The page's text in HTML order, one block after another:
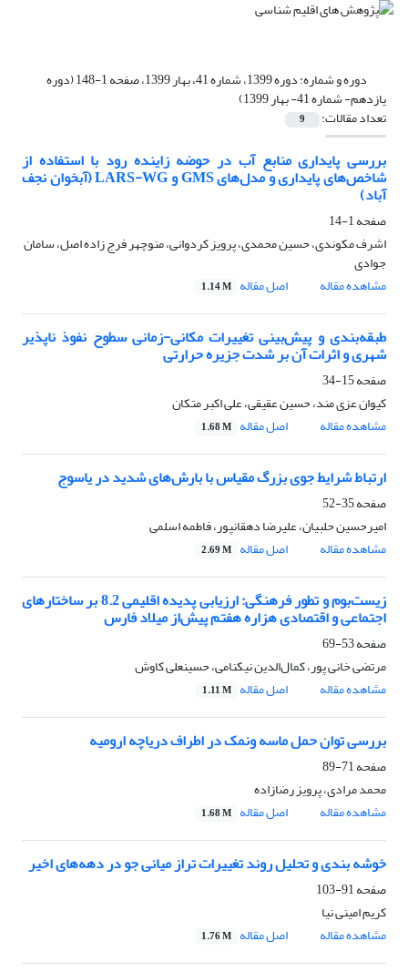
دوره و شماره: دوره 1399، شماره 41، بهار 1399، صفحه 1-148 (دوره
یازدهم- شماره 41- بهار 1399)
تعداد مقالات: 9
بررسی پایداری منابع آب در حوضه زاینده رود با استفاده از
شاخص‌های پایداری و مدل‌های GMS و LARS-WG (آبخوان نجف
آباد)
صفحه1-14
اشرف مکوندی، حسین محمدی، پرویز کردوانی، منوچهر فرج زاده اصل، سامان
جوادی
مشاهده مقاله
اصل مقاله 1.14 M
طبقه‌بندی و پیش‌بینی تغییرات مکانی-زمانی سطوح نفوذ ناپذیر
شهری و اثرات آن بر شدت جزیره حرارتی
صفحه15-34
کیوان عزی مند، حسین عقیقی، علی اکبر متکان
مشاهده مقاله
اصل مقاله 1.68 M
ارتباط شرایط جوی بزرگ مقیاس با بارش‌های شدید در یاسوج
صفحه35-52
امیرحسین حلبیان، علیرضا دهقانپور، فاطمه اسلمی
مشاهده مقاله
اصل مقاله 2.69 M
زیست‌بوم و تطور فرهنگی: ارزیابی پدیده اقلیمی 8.2 بر ساختارهای
اجتماعی و اقتصادی هزاره هفتم پیش‌از میلاد فارس
صفحه53-69
مرتضی خانی پور، کمال‌الدین نیکنامی، حسینعلی کاوش
مشاهده مقاله
اصل مقاله 1.11 M
بررسی توان حمل ماسه ونمک در اطراف دریاچه ارومیه
صفحه71-89
محمد مرادی، پرویز رضازاده
مشاهده مقاله
اصل مقاله 1.68 M
خوشه بندی و تحلیل روند تغییرات تراز میانی جو در دهه‌های اخیر
صفحه91-103
کریم امینی نیا
مشاهده مقاله
اصل مقاله 1.76 M